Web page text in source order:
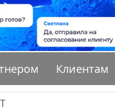
Клиентам